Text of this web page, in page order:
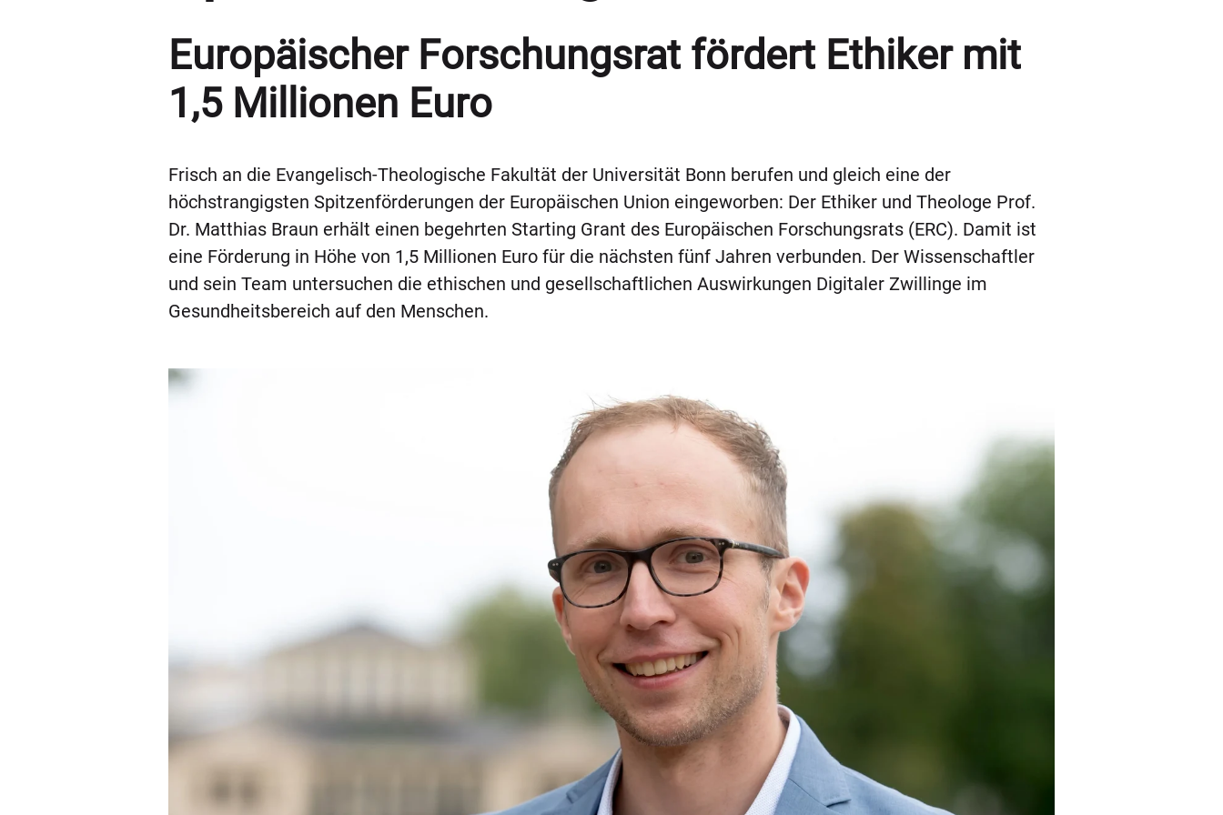
Europäischer Forschungsrat fördert Ethiker mit
1,5 Millionen Euro
Frisch an die Evangelisch-Theologische Fakultät der Universität Bonn berufen und gleich eine der
höchstrangigsten Spitzenförderungen der Europäischen Union eingeworben: Der Ethiker und Theologe Prof.
Dr. Matthias Braun erhält einen begehrten Starting Grant des Europäischen Forschungsrats (ERC). Damit ist
eine Förderung in Höhe von 1,5 Millionen Euro für die nächsten fünf Jahren verbunden. Der Wissenschaftler
und sein Team untersuchen die ethischen und gesellschaftlichen Auswirkungen Digitaler Zwillinge im
Gesundheitsbereich auf den Menschen.